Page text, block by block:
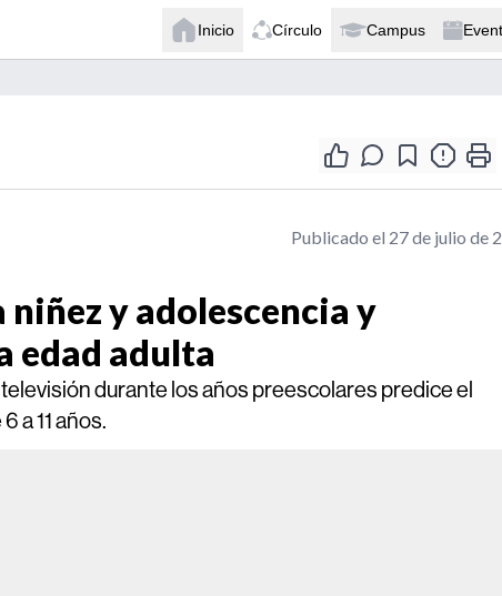
Inicio Círculo Campus
Publicado el 27 de julio de
niñez y adolescencia y
edad adulta
durante los años preescolares predice el
a 11 años.